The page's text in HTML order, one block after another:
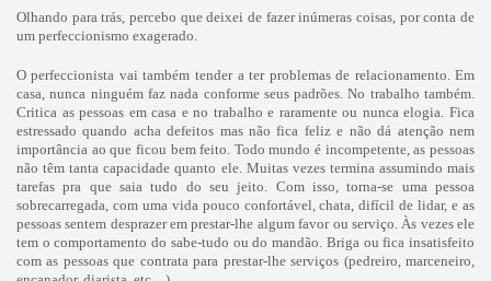
Olhando para trás, percebo que deixei de fazer inúmeras coisas, por conta de
um perfeccionismo exagerado.
O perfeccionista vai também tender a ter problemas de relacionamento. Em
casa, nunca ninguém faz nada conforme seus padrões. No trabalho também.
Critica as pessoas em casa e no trabalho e raramente ou nunca elogia. Fica
estressado quando acha defeitos mas não fica feliz e não dá atenção nem
importância ao que ficou bem feito. Todo mundo é incompetente, as pessoas
não têm tanta capacidade quanto ele. Muitas vezes termina assumindo mais
tarefas pra que saia tudo do seu jeito. Com isso, torna-se uma pessoa
sobrecarregada, com uma vida pouco confortável, chata, difícil de lidar, e as
pessoas sentem desprazer em prestar-lhe algum favor ou serviço. Às vezes ele
tem o comportamento do sabe-tudo ou do mandão. Briga ou fica insatisfeito
com as pessoas que contrata para prestar-lhe serviços (pedreiro, marceneiro,